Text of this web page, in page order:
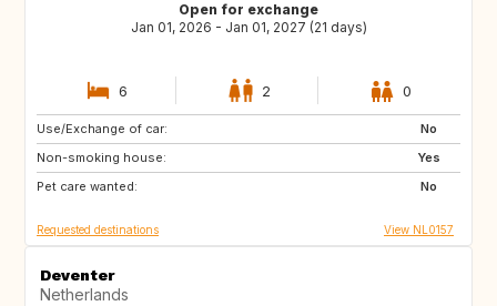
Open for exchange
Jan 01, 2026 - Jan 01, 2027 (21 days)
6 2 0
Use/Exchange of car:
No
Non-smoking house:
Yes
Pet care wanted:
No
FR
IT
Requested destinations View NL0157
Deventer
Netherlands